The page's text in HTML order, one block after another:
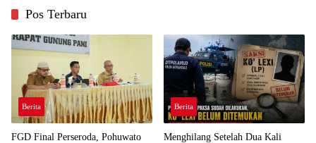
Pos Terbaru
Berita
FGD Final Perseroda, Pohuwato
Berita
Menghilang Setelah Dua Kali